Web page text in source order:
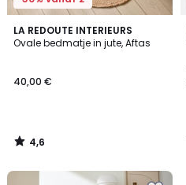
LA REDOUTE INTERIEURS
Ovale bedmatje in jute, Aftas
40,00 €
4,6
/ 5
4,6
/